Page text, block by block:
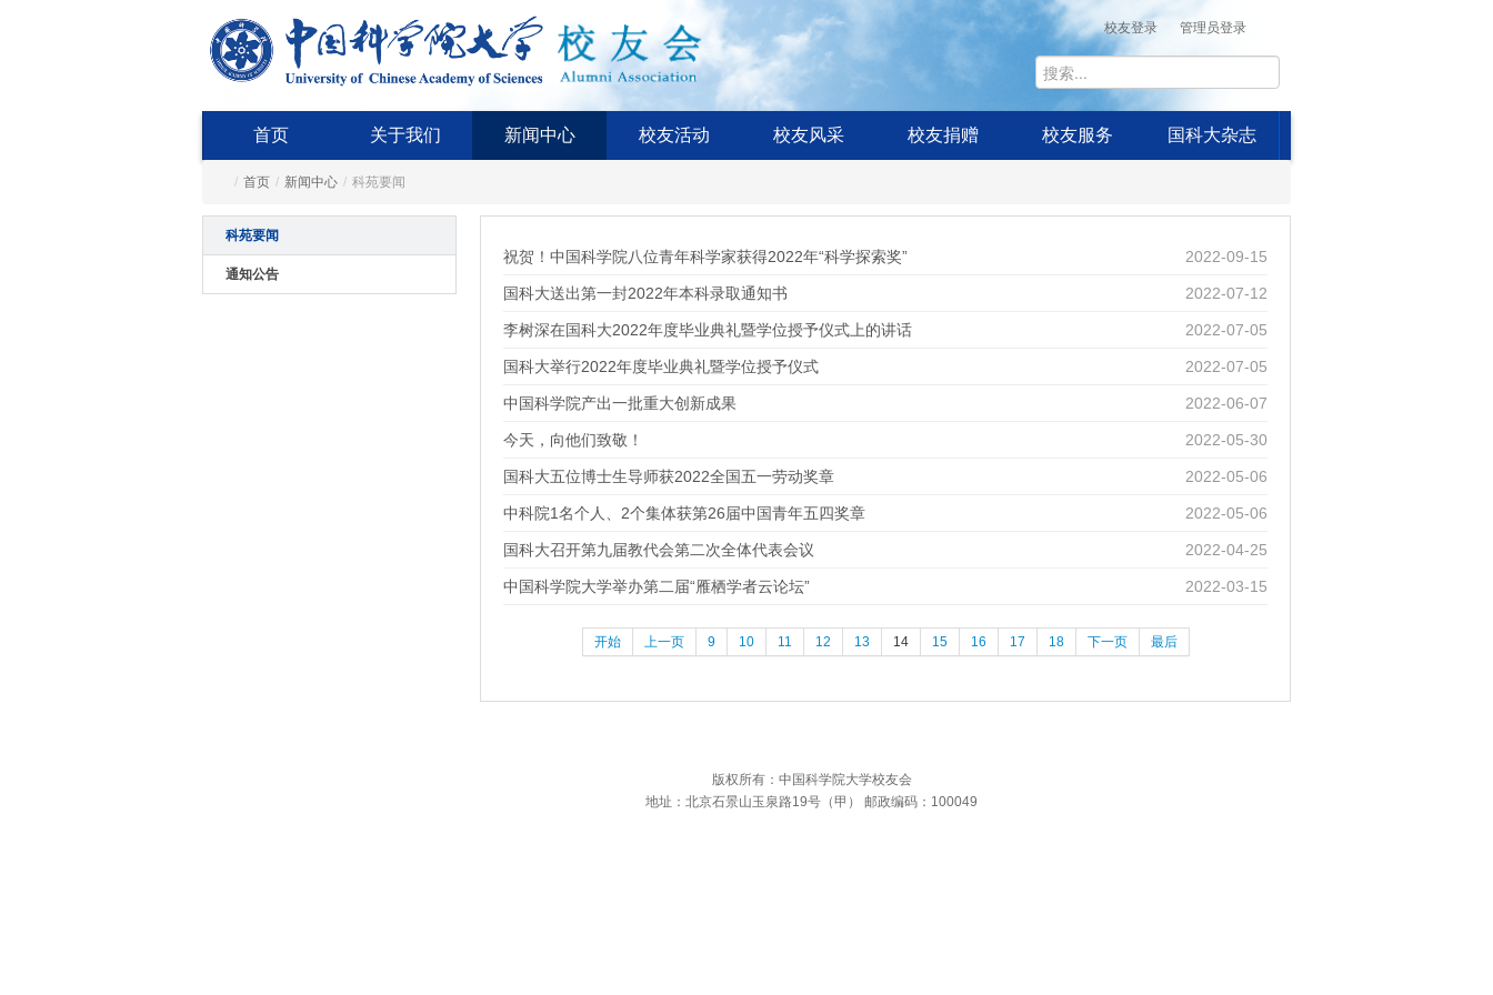
校友登录 管理员登录
首页 关于我们 新闻中心 校友活动 校友风采 校友捐赠 校友服务 国科大杂志
/ 首页 / 新闻中心 / 科苑要闻
科苑要闻
通知公告
2022-09-15
祝贺！中国科学院八位青年科学家获得2022年“科学探索奖”
2022-07-12
国科大送出第一封2022年本科录取通知书
2022-07-05
李树深在国科大2022年度毕业典礼暨学位授予仪式上的讲话
2022-07-05
国科大举行2022年度毕业典礼暨学位授予仪式
2022-06-07
中国科学院产出一批重大创新成果
2022-05-30
今天，向他们致敬！
2022-05-06
国科大五位博士生导师获2022全国五一劳动奖章
2022-05-06
中科院1名个人、2个集体获第26届中国青年五四奖章
2022-04-25
国科大召开第九届教代会第二次全体代表会议
2022-03-15
中国科学院大学举办第二届“雁栖学者云论坛”
开始 上一页 9 10 11 12 13 14 15 16 17 18 下一页 最后
版权所有：中国科学院大学校友会
地址：北京石景山玉泉路19号（甲） 邮政编码：100049